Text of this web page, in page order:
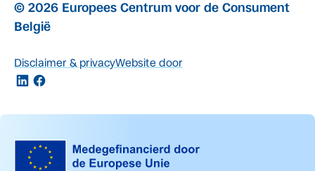
© 2026 Europees Centrum voor de Consument
België
Disclaimer & privacyWebsite door